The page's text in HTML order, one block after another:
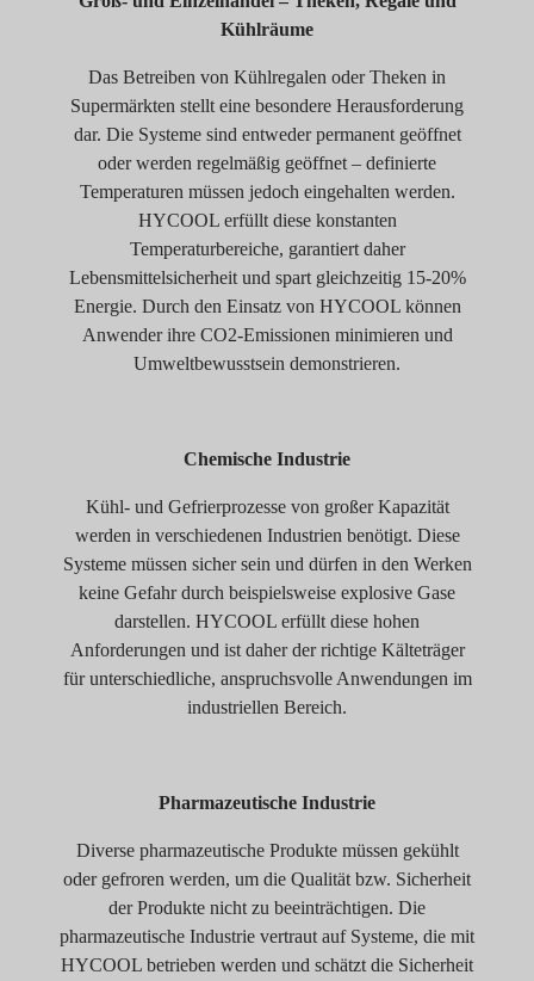
Kühlräume
Das Betreiben von Kühlregalen oder Theken in
Supermärkten stellt eine besondere Herausforderung
dar. Die Systeme sind entweder permanent geöffnet
oder werden regelmäßig geöffnet – definierte
Temperaturen müssen jedoch eingehalten werden.
HYCOOL erfüllt diese konstanten
Temperaturbereiche, garantiert daher
Lebensmittelsicherheit und spart gleichzeitig 15-20%
Energie. Durch den Einsatz von HYCOOL können
Anwender ihre CO2-Emissionen minimieren und
Umweltbewusstsein demonstrieren.
Chemische Industrie
Kühl- und Gefrierprozesse von großer Kapazität
werden in verschiedenen Industrien benötigt. Diese
Systeme müssen sicher sein und dürfen in den Werken
keine Gefahr durch beispielsweise explosive Gase
darstellen. HYCOOL erfüllt diese hohen
Anforderungen und ist daher der richtige Kälteträger
für unterschiedliche, anspruchsvolle Anwendungen im
industriellen Bereich.
Pharmazeutische Industrie
Diverse pharmazeutische Produkte müssen gekühlt
oder gefroren werden, um die Qualität bzw. Sicherheit
der Produkte nicht zu beeinträchtigen. Die
pharmazeutische Industrie vertraut auf Systeme, die mit
HYCOOL betrieben werden und schätzt die Sicherheit